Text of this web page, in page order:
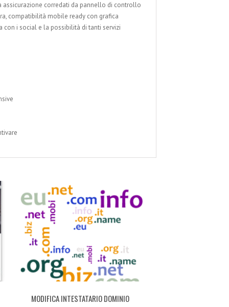
assicurazione corredati da pannello di controllo
compatibilità mobile ready con grafica
con i social e la possibilità di tanti servizi
MODIFICA INTESTATARIO DOMINIO